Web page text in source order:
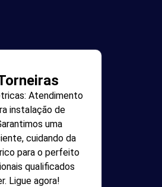
Atendimento
instalação de
uma
cuidando da
para o perfeito
qualificados
Ligue agora!